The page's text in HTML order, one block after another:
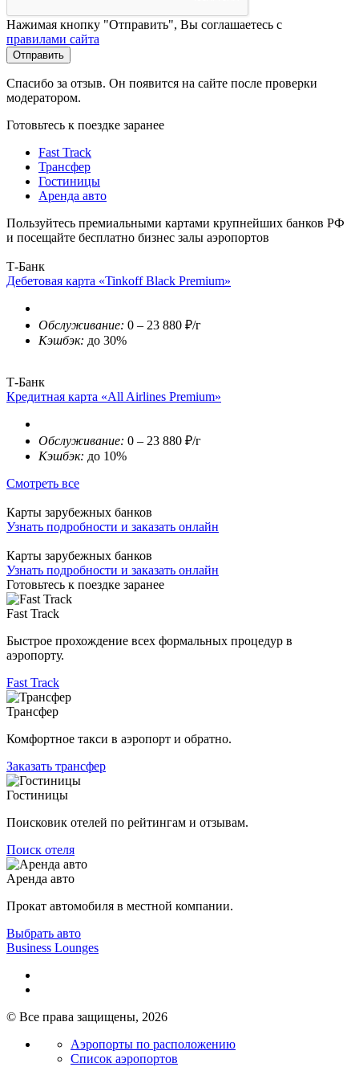
Нажимая кнопку "Отправить", Вы соглашаетесь с
правилами сайта
Отправить
Спасибо за отзыв. Он появится на сайте после проверки
модератором.
Готовьтесь к поездке заранее
Fast Track
Трансфер
Гостиницы
Аренда авто
Пользуйтесь премиальными картами крупнейших банков РФ
и посещайте бесплатно бизнес залы аэропортов
Т-Банк
Дебетовая карта «Tinkoff Black Premium»
Обслуживание: 0 – 23 880 ₽/г
Кэшбэк: до 30%
Т-Банк
Кредитная карта «All Airlines Premium»
Обслуживание: 0 – 23 880 ₽/г
Кэшбэк: до 10%
Смотреть все
Карты зарубежных банков
Узнать подробности и заказать онлайн
Карты зарубежных банков
Узнать подробности и заказать онлайн
Готовьтесь к поездке заранее
Fast Track
Быстрое прохождение всех формальных процедур в
аэропорту.
Fast Track
Трансфер
Комфортное такси в аэропорт и обратно.
Заказать трансфер
Гостиницы
Поисковик отелей по рейтингам и отзывам.
Поиск отеля
Аренда авто
Прокат автомобиля в местной компании.
Выбрать авто
Business Lounges
© Все права защищены, 2026
Аэропорты по расположению
Список аэропортов